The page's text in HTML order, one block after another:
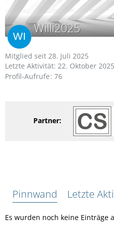
Willi2025
Mitglied seit 28. Juli 2025
Letzte Aktivität: 22. Oktober 2025
Profil-Aufrufe 76
Partner:
Pinnwand Letzte
Es wurden noch keine Einträge